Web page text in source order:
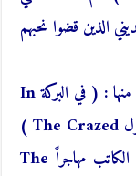
الذين قضوا نحبهم
نشر جن عدداً من الروايات القصيرة Novella منها : ( في البركة In
the Pond ) عام 1998 أعقبها برواية ( المخبول The Crazed )
عام 2002 ثم نشر عام 2008 عملاً بعنوان ( الكاتب مهاجراً The